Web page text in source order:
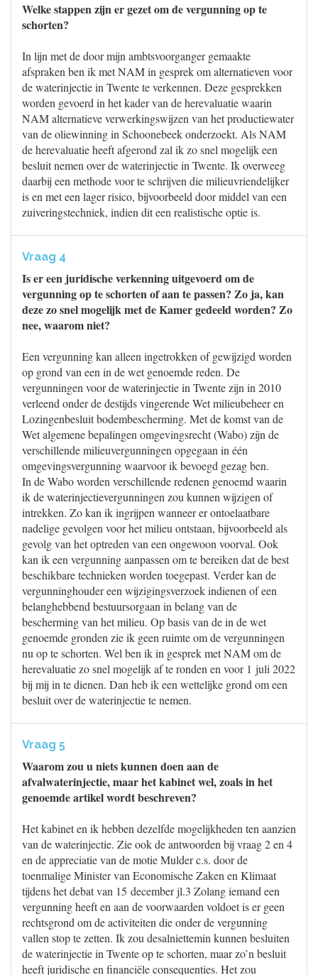
Welke stappen zijn er gezet om de vergunning op te
schorten?
In lijn met de door mijn ambtsvoorganger gemaakte
afspraken ben ik met NAM in gesprek om alternatieven voor
de waterinjectie in Twente te verkennen. Deze gesprekken
worden gevoerd in het kader van de herevaluatie waarin
NAM alternatieve verwerkingswijzen van het productiewater
van de oliewinning in Schoonebeek onderzoekt. Als NAM
de herevaluatie heeft afgerond zal ik zo snel mogelijk een
besluit nemen over de waterinjectie in Twente. Ik overweeg
daarbij een methode voor te schrijven die milieuvriendelijker
is en met een lager risico, bijvoorbeeld door middel van een
zuiveringstechniek, indien dit een realistische optie is.
Vraag 4
Is er een juridische verkenning uitgevoerd om de
vergunning op te schorten of aan te passen? Zo ja, kan
deze zo snel mogelijk met de Kamer gedeeld worden? Zo
nee, waarom niet?
Een vergunning kan alleen ingetrokken of gewijzigd worden
op grond van een in de wet genoemde reden. De
vergunningen voor de waterinjectie in Twente zijn in 2010
verleend onder de destijds vingerende Wet milieubeheer en
Lozingenbesluit bodembescherming. Met de komst van de
Wet algemene bepalingen omgevingsrecht (Wabo) zijn de
verschillende milieuvergunningen opgegaan in één
omgevingsvergunning waarvoor ik bevoegd gezag ben.
In de Wabo worden verschillende redenen genoemd waarin
ik de waterinjectievergunningen zou kunnen wijzigen of
intrekken. Zo kan ik ingrijpen wanneer er ontoelaatbare
nadelige gevolgen voor het milieu ontstaan, bijvoorbeeld als
gevolg van het optreden van een ongewoon voorval. Ook
kan ik een vergunning aanpassen om te bereiken dat de best
beschikbare technieken worden toegepast. Verder kan de
vergunninghouder een wijzigingsverzoek indienen of een
belanghebbend bestuursorgaan in belang van de
bescherming van het milieu. Op basis van de in de wet
genoemde gronden zie ik geen ruimte om de vergunningen
nu op te schorten. Wel ben ik in gesprek met NAM om de
herevaluatie zo snel mogelijk af te ronden en voor 1 juli 2022
bij mij in te dienen. Dan heb ik een wettelijke grond om een
besluit over de waterinjectie te nemen.
Vraag 5
Waarom zou u niets kunnen doen aan de
afvalwaterinjectie, maar het kabinet wel, zoals in het
genoemde artikel wordt beschreven?
Het kabinet en ik hebben dezelfde mogelijkheden ten aanzien
van de waterinjectie. Zie ook de antwoorden bij vraag 2 en 4
en de appreciatie van de motie Mulder c.s. door de
toenmalige Minister van Economische Zaken en Klimaat
tijdens het debat van 15 december jl.3 Zolang iemand een
vergunning heeft en aan de voorwaarden voldoet is er geen
rechtsgrond om de activiteiten die onder de vergunning
vallen stop te zetten. Ik zou desalniettemin kunnen besluiten
de waterinjectie in Twente op te schorten, maar zo’n besluit
heeft juridische en financiële consequenties. Het zou